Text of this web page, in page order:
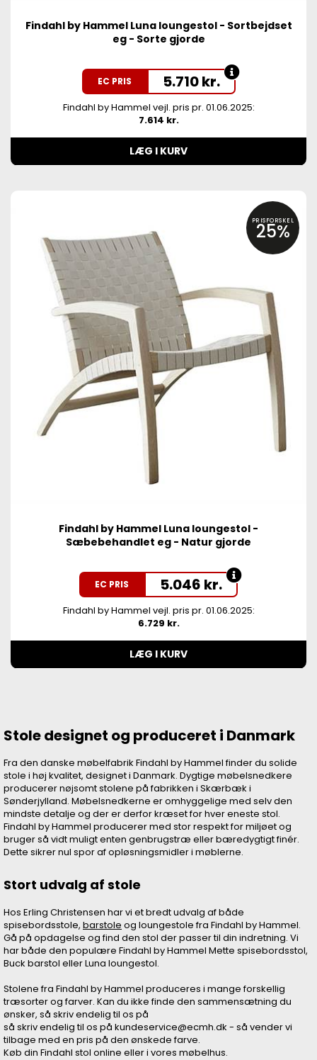
Findahl by Hammel Luna loungestol - Sortbejdset
eg - Sorte gjorde
EC PRIS 5.710kr.
Findahl by Hammel vejl. pris pr. 01.06.2025:
7.614 kr.
LÆG I KURV
PRISFORSKEL
25%
Findahl by Hammel Luna loungestol -
Sæbebehandlet eg - Natur gjorde
EC PRIS 5.046 kr.
Findahl by Hammel vejl. pris pr. 01.06.2025:
6.729 kr.
LÆG I KURV
Stole designet og produceret i Danmark
Fra den danske møbelfabrik Findahl by Hammel finder du solide
stole i høj kvalitet, designet i Danmark. Dygtige møbelsnedkere
producerer nøjsomt stolene på fabrikken i Skærbæk i
Sønderjylland. Møbelsnedkerne er omhyggelige med selv den
mindste detalje og der er derfor kræset for hver eneste stol.
Findahl by Hammel producerer med stor respekt for miljøet og
bruger så vidt muligt enten genbrugstræ eller bæredygtigt finér.
Dette sikrer nul spor af opløsningsmidler i møblerne.
Stort udvalg af stole
Hos Erling Christensen har vi et bredt udvalg af både
spisebordsstole, barstole og loungestole fra Findahl by Hammel.
Gå på opdagelse og find den stol der passer til din indretning. Vi
har både den populære Findahl by Hammel Mette spisebordsstol,
Buck barstol eller Luna loungestol.
Stolene fra Findahl by Hammel produceres i mange forskellig
træsorter og farver. Kan du ikke finde den sammensætning du
ønsker, så skriv endelig til os på
så skriv endelig til os på kundeservice@ecmh.dk - så vender vi
tilbage med en pris på den ønskede farve.
Køb din Findahl stol online eller i vores møbelhus.